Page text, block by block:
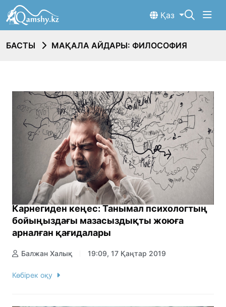
Қаз
БАСТЫ МАҚАЛА АЙДАРЫ: ФИЛОСОФИЯ
Карнегиден кеңес: Танымал психологтың
бойыңыздағы мазасыздықты жоюға
арналған қағидалары
Балжан Халық 19:09, 17 Қаңтар 2019
Көбірек оқу